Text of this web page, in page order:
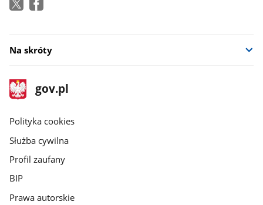
Na skróty
stopka
gov.pl
Strona
gov.pl
gov.pl
Polityka cookies
Służba cywilna
Profil zaufany
BIP
Prawa autorskie